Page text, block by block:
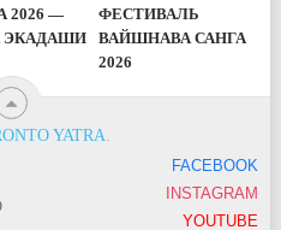
2026 —
ЭКАДАШИ
ФЕСТИВАЛЬ
ВАЙШНАВА САНГА
2026
YATRA.
FACEBOOK
INSTAGRAM
YOUTUBE